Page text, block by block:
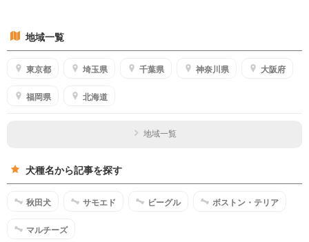
地域一覧
東京都 埼玉県 千葉県 神奈川県 大阪府
福岡県 北海道
地域一覧
犬種名から記事を探す
秋田犬 サモエド ビーグル ボストン・テリア
マルチーズ